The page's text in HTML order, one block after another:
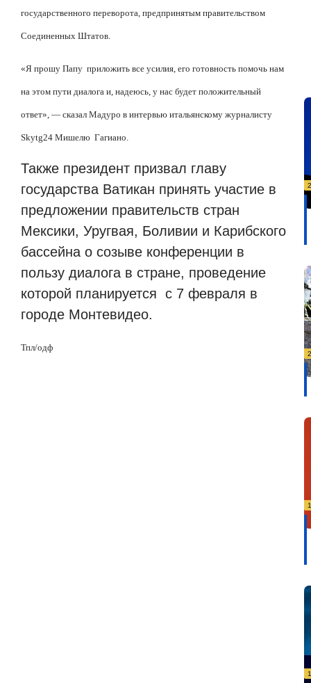
государственного переворота, предпринятым правительством
Соединенных Штатов.
«Я прошу Папу приложить все усилия, его готовность помочь нам
на этом пути диалога и, надеюсь, у нас будет положительный
ответ», — сказал Мадуро в интервью итальянскому журналисту
Skytg24 Мишелю Гагиано.
Также президент призвал главу
государства Ватикан принять участие в
предложении правительств стран
Мексики, Уругвая, Боливии и Карибского
бассейна о созыве конференции в
пользу диалога в стране, проведение
которой планируется с 7 февраля в
городе Монтевидео.
Тпл/одф